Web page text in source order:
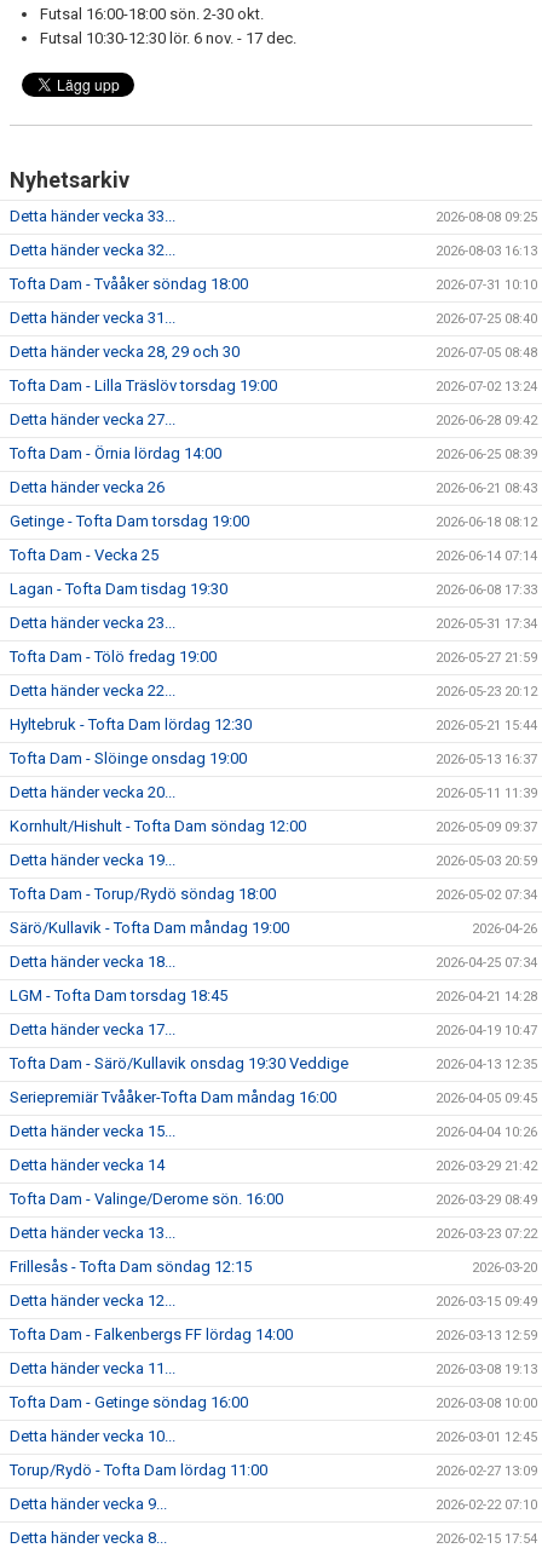
Futsal 16:00-18:00 sön. 2-30 okt.
Futsal 10:30-12:30 lör. 6 nov. - 17 dec.
Nyhetsarkiv
Detta händer vecka 33... 2026-08-08 09:25
Detta händer vecka 32... 2026-08-03 16:13
Tofta Dam - Tvååker söndag 18:00 2026-07-31 10:10
Detta händer vecka 31... 2026-07-25 08:40
Detta händer vecka 28, 29 och 30 2026-07-05 08:48
Tofta Dam - Lilla Träslöv torsdag 19:00 2026-07-02 13:24
Detta händer vecka 27... 2026-06-28 09:42
Tofta Dam - Örnia lördag 14:00 2026-06-25 08:39
Detta händer vecka 26 2026-06-21 08:43
Getinge - Tofta Dam torsdag 19:00 2026-06-18 08:12
Tofta Dam - Vecka 25 2026-06-14 07:14
Lagan - Tofta Dam tisdag 19:30 2026-06-08 17:33
Detta händer vecka 23... 2026-05-31 17:34
Tofta Dam - Tölö fredag 19:00 2026-05-27 21:59
Detta händer vecka 22... 2026-05-23 20:12
Hyltebruk - Tofta Dam lördag 12:30 2026-05-21 15:44
Tofta Dam - Slöinge onsdag 19:00 2026-05-13 16:37
Detta händer vecka 20... 2026-05-11 11:39
Kornhult/Hishult - Tofta Dam söndag 12:00 2026-05-09 09:37
Detta händer vecka 19... 2026-05-03 20:59
Tofta Dam - Torup/Rydö söndag 18:00 2026-05-02 07:34
Särö/Kullavik - Tofta Dam måndag 19:00 2026-04-26
Detta händer vecka 18... 2026-04-25 07:34
LGM - Tofta Dam torsdag 18:45 2026-04-21 14:28
Detta händer vecka 17... 2026-04-19 10:47
Tofta Dam - Särö/Kullavik onsdag 19:30 Veddige 2026-04-13 12:35
Seriepremiär Tvååker-Tofta Dam måndag 16:00 2026-04-05 09:45
Detta händer vecka 15... 2026-04-04 10:26
Detta händer vecka 14 2026-03-29 21:42
Tofta Dam - Valinge/Derome sön. 16:00 2026-03-29 08:49
Detta händer vecka 13... 2026-03-23 07:22
Frillesås - Tofta Dam söndag 12:15 2026-03-20
Detta händer vecka 12... 2026-03-15 09:49
Tofta Dam - Falkenbergs FF lördag 14:00 2026-03-13 12:59
Detta händer vecka 11... 2026-03-08 19:13
Tofta Dam - Getinge söndag 16:00 2026-03-08 10:00
Detta händer vecka 10... 2026-03-01 12:45
Torup/Rydö - Tofta Dam lördag 11:00 2026-02-27 13:09
Detta händer vecka 9... 2026-02-22 07:10
Detta händer vecka 8... 2026-02-15 17:54